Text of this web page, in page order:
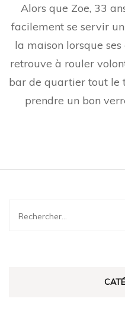
Alors que Zoe, 33
facilement se servir
la maison lorsque
retrouve à rouler
bar de quartier tout le
prendre un bon
Rechercher :